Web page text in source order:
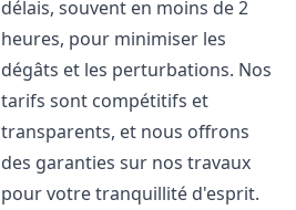
délais, souvent en moins de 2
heures, pour minimiser les
dégâts et les perturbations. Nos
tarifs sont compétitifs et
transparents, et nous offrons
des garanties sur nos travaux
pour votre tranquillité d'esprit.